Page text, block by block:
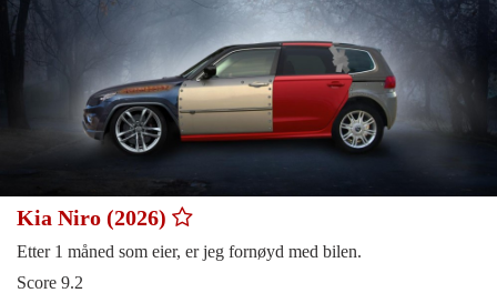
Kia Niro (2026)
Etter 1 måned som eier, er jeg fornøyd med bilen.
Score 9.2